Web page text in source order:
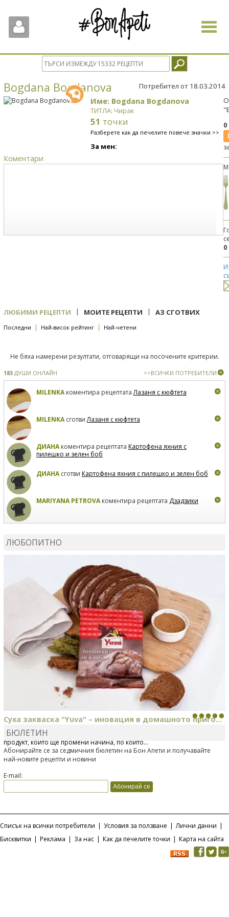
Toggle
Bogdana Bogdanova Потребител от 18.03.2014
Име: Bogdana Bogdanova
ТИТЛА: Чирак
51 точки
Разберете как да печелите повече значки >>
За мен:
Коментари
0
ЛЮБИМИ РЕЦЕПТИ | МОИТЕ РЕЦЕПТИ | АЗ СГОТВИХ
Последни | Най-висок рейтинг | Най-четени
Не бяха намерени резултати, отговарящи на посочените критерии.
183 ДУШИ ОНЛАЙН >>ВСИЧКИ ПОТРЕБИТЕЛИ
MILENKAкоментира рецептатаЛазаня с кюфтета
MILENKAсготвиЛазаня с кюфтета
ДИАНАкоментира рецептата Картофена яхния с
пилешко и зелен боб
ДИАНАсготви Картофена яхния с пилешко и зелен боб
MARIYANA PETROVAкоментира рецептата Дзадзики
ЛЮБОПИТНО
Суха закваска "Yuva" – иновация в домашното приго...
Отскоро Лесафр България стартира предлагането на изцяло нов
продукт, който ще промени начина, по който...
БЮЛЕТИН
Абонирайте се за седмичния бюлетин на Бон Апети и получавайте
най-новите рецепти и новини
E-mail:
Списък на всички потребители | Условия за ползване | Лични данни |
Бисквитки | Реклама | За нас | Как да печелите точки | Карта на сайта